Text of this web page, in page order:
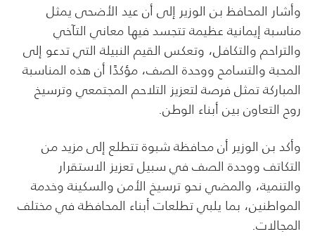
وأشار المحافظ بن الوزير إلى أن عيد الأضحى يمثل
مناسبة إيمانية عظيمة تتجسد فيها معاني التآخي
والتراحم والتكافل، وتعكس القيم النبيلة التي تدعو إلى
المحبة والتسامح ووحدة الصف، مؤكدًا أن هذه المناسبة
المباركة تمثل فرصة لتعزيز التلاحم المجتمعي وترسيخ
روح التعاون بين أبناء الوطن.
وأكد بن الوزير أن محافظة شبوة تتطلع إلى مزيد من
التكاتف ووحدة الصف في سبيل تعزيز الاستقرار
والتنمية، والمضي نحو ترسيخ الأمن والسكينة وخدمة
المواطنين، بما يلبي تطلعات أبناء المحافظة في مختلف
المجالات.